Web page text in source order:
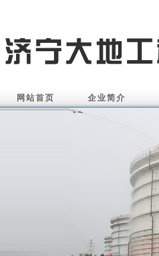
网站首页 企业简介